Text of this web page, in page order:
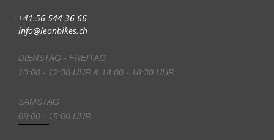
+41 56 544 36 66
info@leonbikes.ch
DIENSTAG - FREITAG
10:00 - 12:30 UHR & 14:00 - 18:30 UHR
SAMSTAG
09:00 - 15:00 UHR